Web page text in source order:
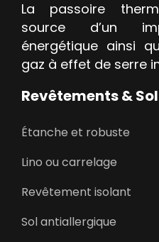
La passoire
source d’un
énergétique ainsi
gaz à effet de serre
Revêtements & Sol
Étanche et robuste
Lino ou carrelage
Revêtement isolant
Sol antiallergique